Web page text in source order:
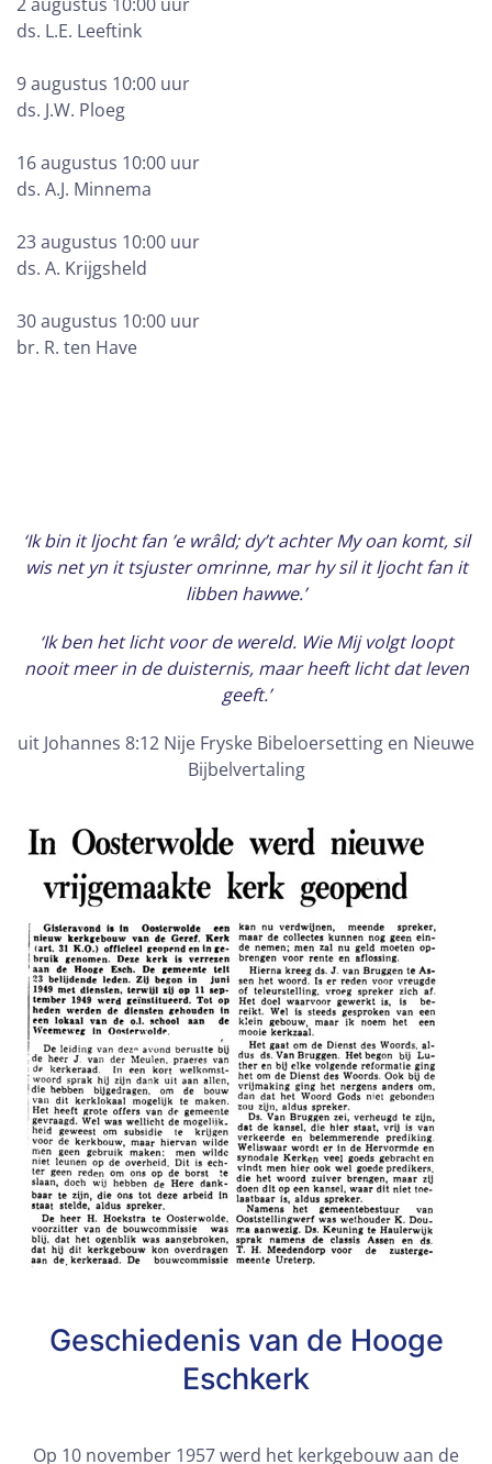
ds. L.E. Leeftink
9 augustus 10:00 uur
ds. J.W. Ploeg
16 augustus 10:00 uur
ds. A.J. Minnema
23 augustus 10:00 uur
ds. A. Krijgsheld
30 augustus 10:00 uur
br. R. ten Have
‘Ik bin it ljocht fan ’e wrâld; dy’t achter My oan komt, sil
wis net yn it tsjuster omrinne, mar hy sil it ljocht fan it
libben hawwe.’
‘Ik ben het licht voor de wereld. Wie Mij volgt loopt
nooit meer in de duisternis, maar heeft licht dat leven
geeft.’
uit Johannes 8:12 Nije Fryske Bibeloersetting en Nieuwe
Bijbelvertaling
Geschiedenis van de Hooge
Eschkerk
Op 10 november 1957 werd het kerkgebouw aan de